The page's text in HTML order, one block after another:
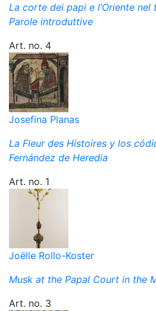
La corte dei papi e l’Oriente nel
Parole introduttive
Art. no. 4
Josefina Planas
La Fleur des Histoires y los
Fernández de Heredia
Art. no. 1
Joëlle Rollo-Koster
Musk at the Papal Court in the
Art. no. 3